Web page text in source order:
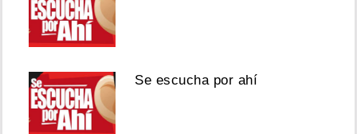
Se escucha por ahí